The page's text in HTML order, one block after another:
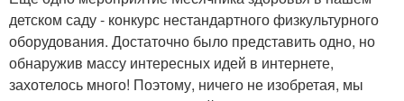
детском саду - конкурс нестандартного физкультурного
оборудования. Достаточно было представить одно, но
обнаружив массу интересных идей в интернете,
захотелось много! Поэтому, ничего не изобретая, мы